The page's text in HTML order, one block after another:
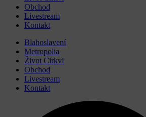
Obchod
Livestream
Kontakt
Blahoslavení
Metropolia
Život Cirkvi
Obchod
Livestream
Kontakt